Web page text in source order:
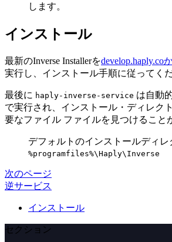
します。
インストール
最新のInverse Installerをdevelop.haply.co
実行し、インストール手順に従ってくだ
最後に haply-inverse-service は自動
で実行され、インストール・ディレク
要なファイル ファイルを見つけること
デフォルトのインストールディレ
%programfiles%\Haply\Inverse
次のページ
逆サービス
インストール
セクション